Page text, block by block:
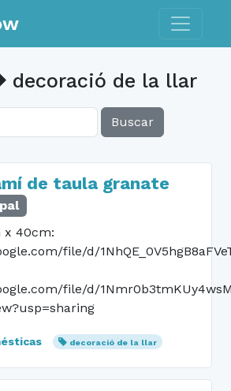
Toggle
decoració de la llar
Buscar
de taula granate
x 40cm:
file/d/
file/d/
decoració de la llar